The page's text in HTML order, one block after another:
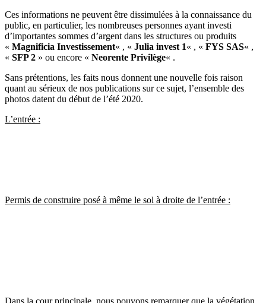
Ces informations ne peuvent être dissimulées à la connaissance du
public, en particulier, les nombreuses personnes ayant investi
d’importantes sommes d’argent dans les structures ou produits
« Magnificia Investissement« , « Julia invest 1« , « FYS SAS« ,
« SFP 2 » ou encore « Neorente Privilège« .
Sans prétentions, les faits nous donnent une nouvelle fois raison
quant au sérieux de nos publications sur ce sujet, l’ensemble des
photos datent du début de l’été 2020.
L’entrée :
Permis de construire posé à même le sol à droite de l’entrée :
Dans la cour principale, nous pouvons remarquer que la végétation